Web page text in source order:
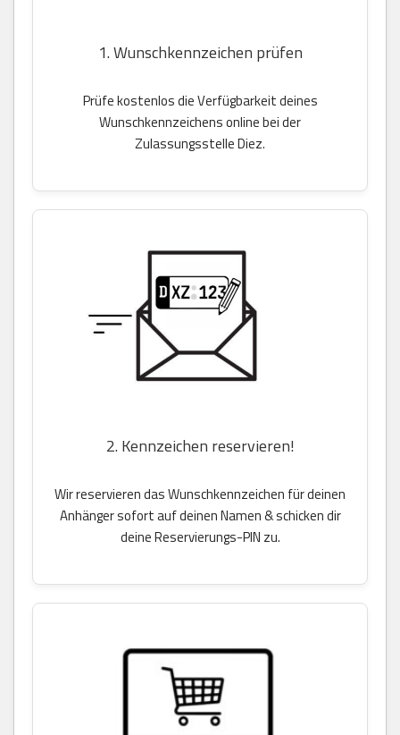
1. Wunschkennzeichen prüfen
Prüfe kostenlos die Verfügbarkeit deines
Wunschkennzeichens online bei der
Zulassungsstelle Diez.
2. Kennzeichen reservieren!
Wir reservieren das Wunschkennzeichen für deinen
Anhänger sofort auf deinen Namen & schicken dir
deine Reservierungs-PIN zu.